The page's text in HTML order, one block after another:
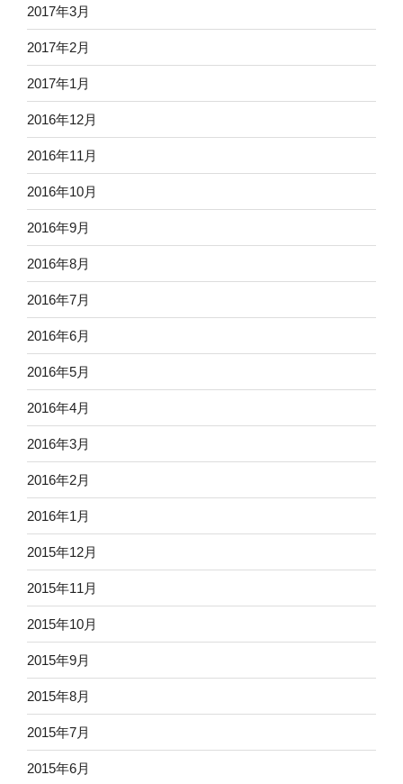
2017年3月
2017年2月
2017年1月
2016年12月
2016年11月
2016年10月
2016年9月
2016年8月
2016年7月
2016年6月
2016年5月
2016年4月
2016年3月
2016年2月
2016年1月
2015年12月
2015年11月
2015年10月
2015年9月
2015年8月
2015年7月
2015年6月